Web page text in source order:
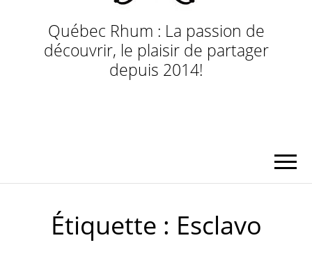
Québec Rhum : La passion de
découvrir, le plaisir de partager
depuis 2014!
Étiquette : Esclavo